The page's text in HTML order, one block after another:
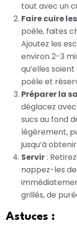
tout avec un
Faire cuire
poêle, faites
Ajoutez les
environ 2-3
qu’elles
poêle et
Préparer la
déglacez
sucs au fond
légèrement,
jusqu’à
Servir:
nappez-les
grillés, de
Astuces :